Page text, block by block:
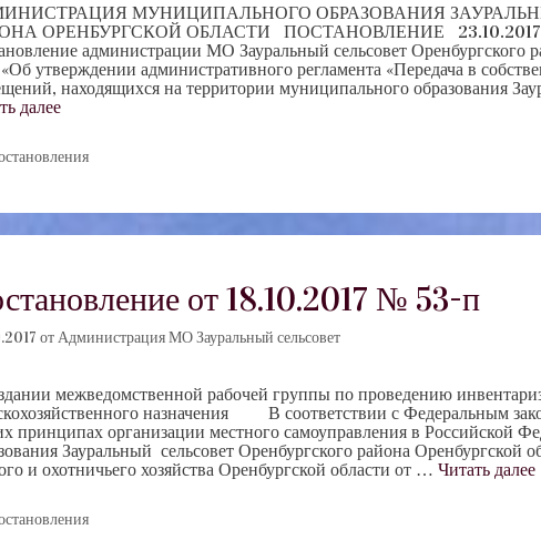
МУНИЦИПАЛЬНОГО ОБРАЗОВАНИЯ
ОРЕНБУРГСКОЙ ОБЛАСТИ ПОСТАНОВЛЕНИЕ 23.10.2017
администрации МО Зауральный сельсовет
утверждении административного регламента «Передача в
находящихся на территории муниципального образования
далее
от 18.10.2017 № 53-п
отАдминистрация МО Зауральный сельсовет
межведомственной рабочей группы по проведению
назначения В соответствии с Федеральным
принципах организации местного самоуправления в Российской
Зауральный сельсовет Оренбургского района Оренбургской
и охотничьего хозяйства Оренбургской области от … Читать далее